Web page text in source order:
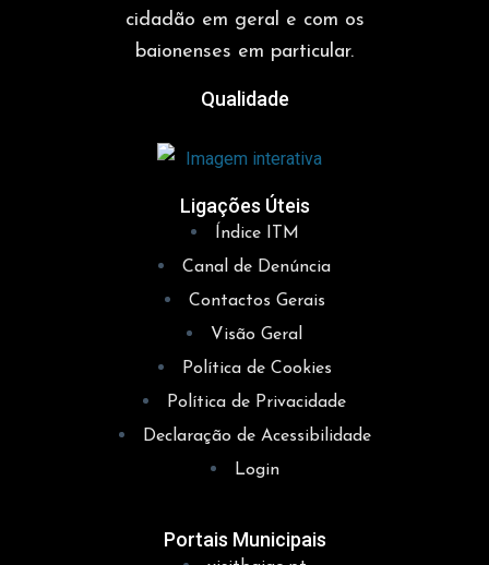
cidadão em geral e com os
baionenses em particular.
Qualidade
Ligações Úteis
Índice ITM
Canal de Denúncia
Contactos Gerais
Visão Geral
Política de Cookies
Política de Privacidade
Declaração de Acessibilidade
Login
Portais Municipais